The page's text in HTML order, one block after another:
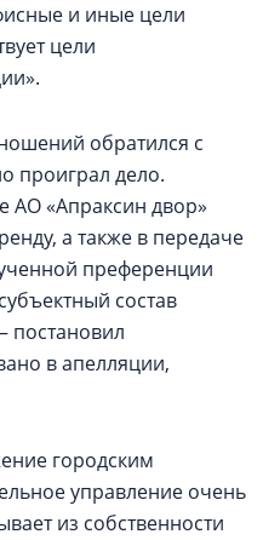
и иные цели
цели
обратился с
проиграл дело.
АО «Апраксин двор»
а также в передаче
преференции
состав
постановил
в апелляции,
городским
управление очень
из собственности